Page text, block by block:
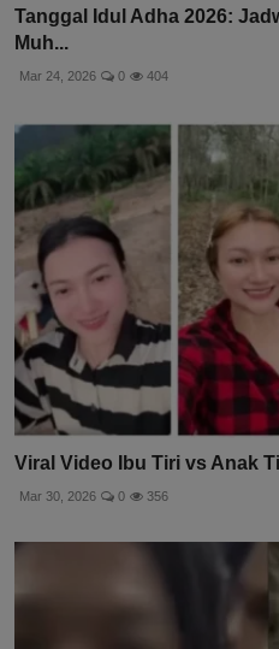
Tanggal Idul Adha 2026:
Muh...
Mar 24, 2026 0 404
Viral Video Ibu Tiri vs Anak
Mar 30, 2026 0 356